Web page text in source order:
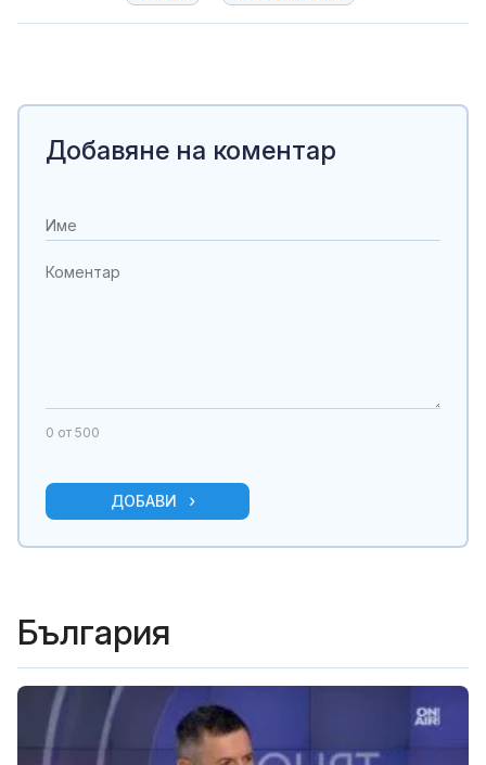
Добавяне на коментар
0 от 500
ДОБАВИ
България